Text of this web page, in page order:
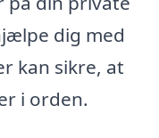
dig med
kan sikre, at
i orden.